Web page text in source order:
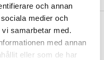
och annan
medier och
samarbetar med.
med annan
eller som de har
för fraktfri leverans bestäms
från. Läs mer här »